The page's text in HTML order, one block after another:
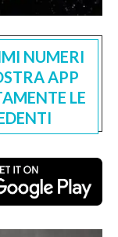
NUMERI
APP
LE